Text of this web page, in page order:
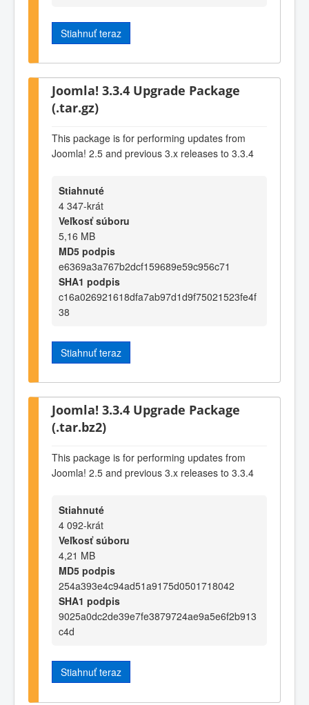
Stiahnuť teraz
Joomla! 3.3.4 Upgrade Package
(.tar.gz)
This package is for performing updates from
Joomla! 2.5 and previous 3.x releases to 3.3.4
Stiahnuté
4 347-krát
Veľkosť súboru
5,16 MB
MD5 podpis
e6369a3a767b2dcf159689e59c956c71
SHA1 podpis
c16a026921618dfa7ab97d1d9f75021523fe4f
38
Stiahnuť teraz
Joomla! 3.3.4 Upgrade Package
(.tar.bz2)
This package is for performing updates from
Joomla! 2.5 and previous 3.x releases to 3.3.4
Stiahnuté
4 092-krát
Veľkosť súboru
4,21 MB
MD5 podpis
254a393e4c94ad51a9175d0501718042
SHA1 podpis
9025a0dc2de39e7fe3879724ae9a5e6f2b913
c4d
Stiahnuť teraz